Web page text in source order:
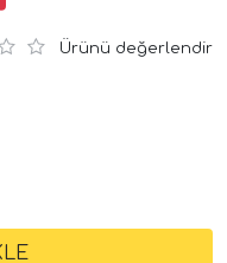
Ürünü değerlendir